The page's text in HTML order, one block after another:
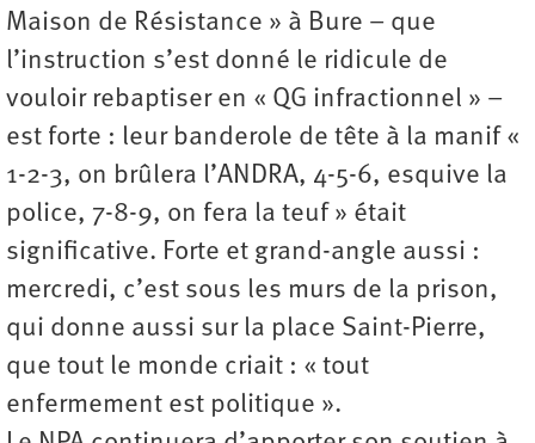
Maison de Résistance » à Bure – que
l’instruction s’est donné le ridicule de
vouloir rebaptiser en « QG infractionnel » –
est forte : leur banderole de tête à la manif «
1-2-3, on brûlera l’ANDRA, 4-5-6, esquive la
police, 7-8-9, on fera la teuf » était
significative. Forte et grand-angle aussi :
mercredi, c’est sous les murs de la prison,
qui donne aussi sur la place Saint-Pierre,
que tout le monde criait : « tout
enfermement est politique ».